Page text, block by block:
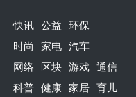
快讯 公益 环保
时尚 家电 汽车
网络 区块 游戏 通信
科普 健康 家居 育儿